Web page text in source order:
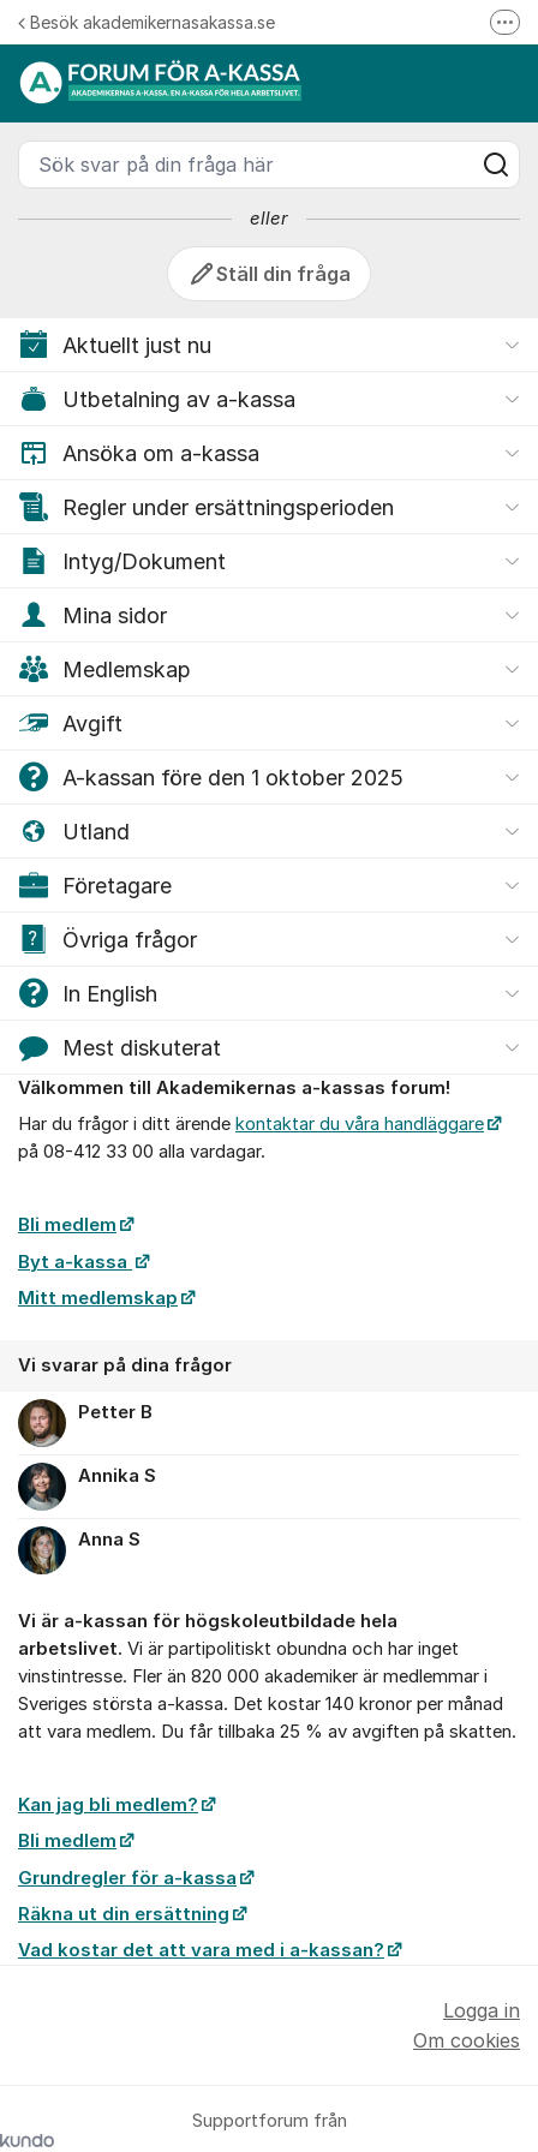
Hoppa till innehåll
Akademikernas a-kassa
Besök akademikernasakassa.se
Sök svar på din fråga här
eller
Ställ din fråga
Aktuellt just nu
Utbetalning av a-kassa
Ansöka om a-kassa
Regler under ersättningsperioden
Intyg/Dokument
Mina sidor
Medlemskap
Avgift
A-kassan före den 1 oktober 2025
Utland
Företagare
Övriga frågor
In English
Mest diskuterat
Om forumet
Välkommen till Akademikernas a-kassas forum!
Har du frågor i ditt ärende kontaktar du våra handläggare
på 08-412 33 00 alla vardagar.
Bli medlem
Byt a-kassa
Mitt medlemskap
Vi svarar på dina frågor
Petter B
Annika S
Anna S
Vi är a-kassan för högskoleutbildade hela
arbetslivet. Vi är partipolitiskt obundna och har inget
vinstintresse. Fler än 820 000 akademiker är medlemmar i
Sveriges största a-kassa. Det kostar 140 kronor per månad
att vara medlem. Du får tillbaka 25 % av avgiften på skatten.
Kan jag bli medlem?
Bli medlem
Grundregler för a-kassa
Räkna ut din ersättning
Vad kostar det att vara med i a-kassan?
Logga in
Om cookies
Supportforum från